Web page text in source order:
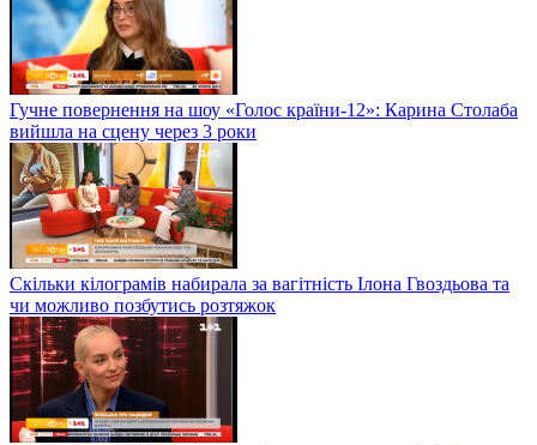
Гучне повернення на шоу «Голос країни-12»: Карина Столаба
вийшла на сцену через 3 роки
Скільки кілограмів набирала за вагітність Ілона Гвоздьова та
чи можливо позбутись розтяжок